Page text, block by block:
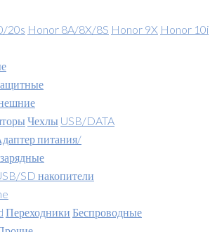
20s Honor 8A/8X/8S Honor 9X Honor 10i
Чехлы USB/DATA
питания/
SD накопители
Переходники Беспроводные